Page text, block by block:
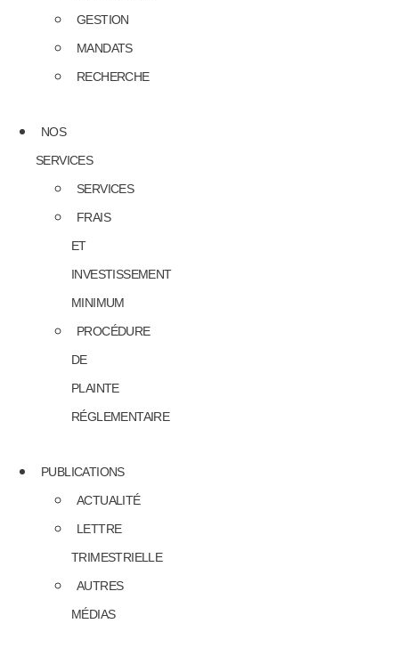
GESTION
MANDATS
RECHERCHE
NOS
SERVICES
SERVICES
FRAIS
ET
INVESTISSEMENT
MINIMUM
PROCÉDURE
DE
PLAINTE
RÉGLEMENTAIRE
PUBLICATIONS
ACTUALITÉ
LETTRE
TRIMESTRIELLE
AUTRES
MÉDIAS